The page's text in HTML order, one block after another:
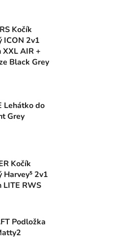
Kočík
ICON 2v1
XXL AIR +
Black Grey
Lehátko do
Grey
Kočík
Harvey⁵ 2v1
LITE RWS
Podložka